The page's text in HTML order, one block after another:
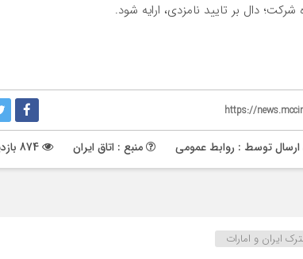
دال بر تایید نامزدی، ارایه شود.
https://
ارسال توسط : روابط عمومی منبع : اتاق ایران
ایران و امارات